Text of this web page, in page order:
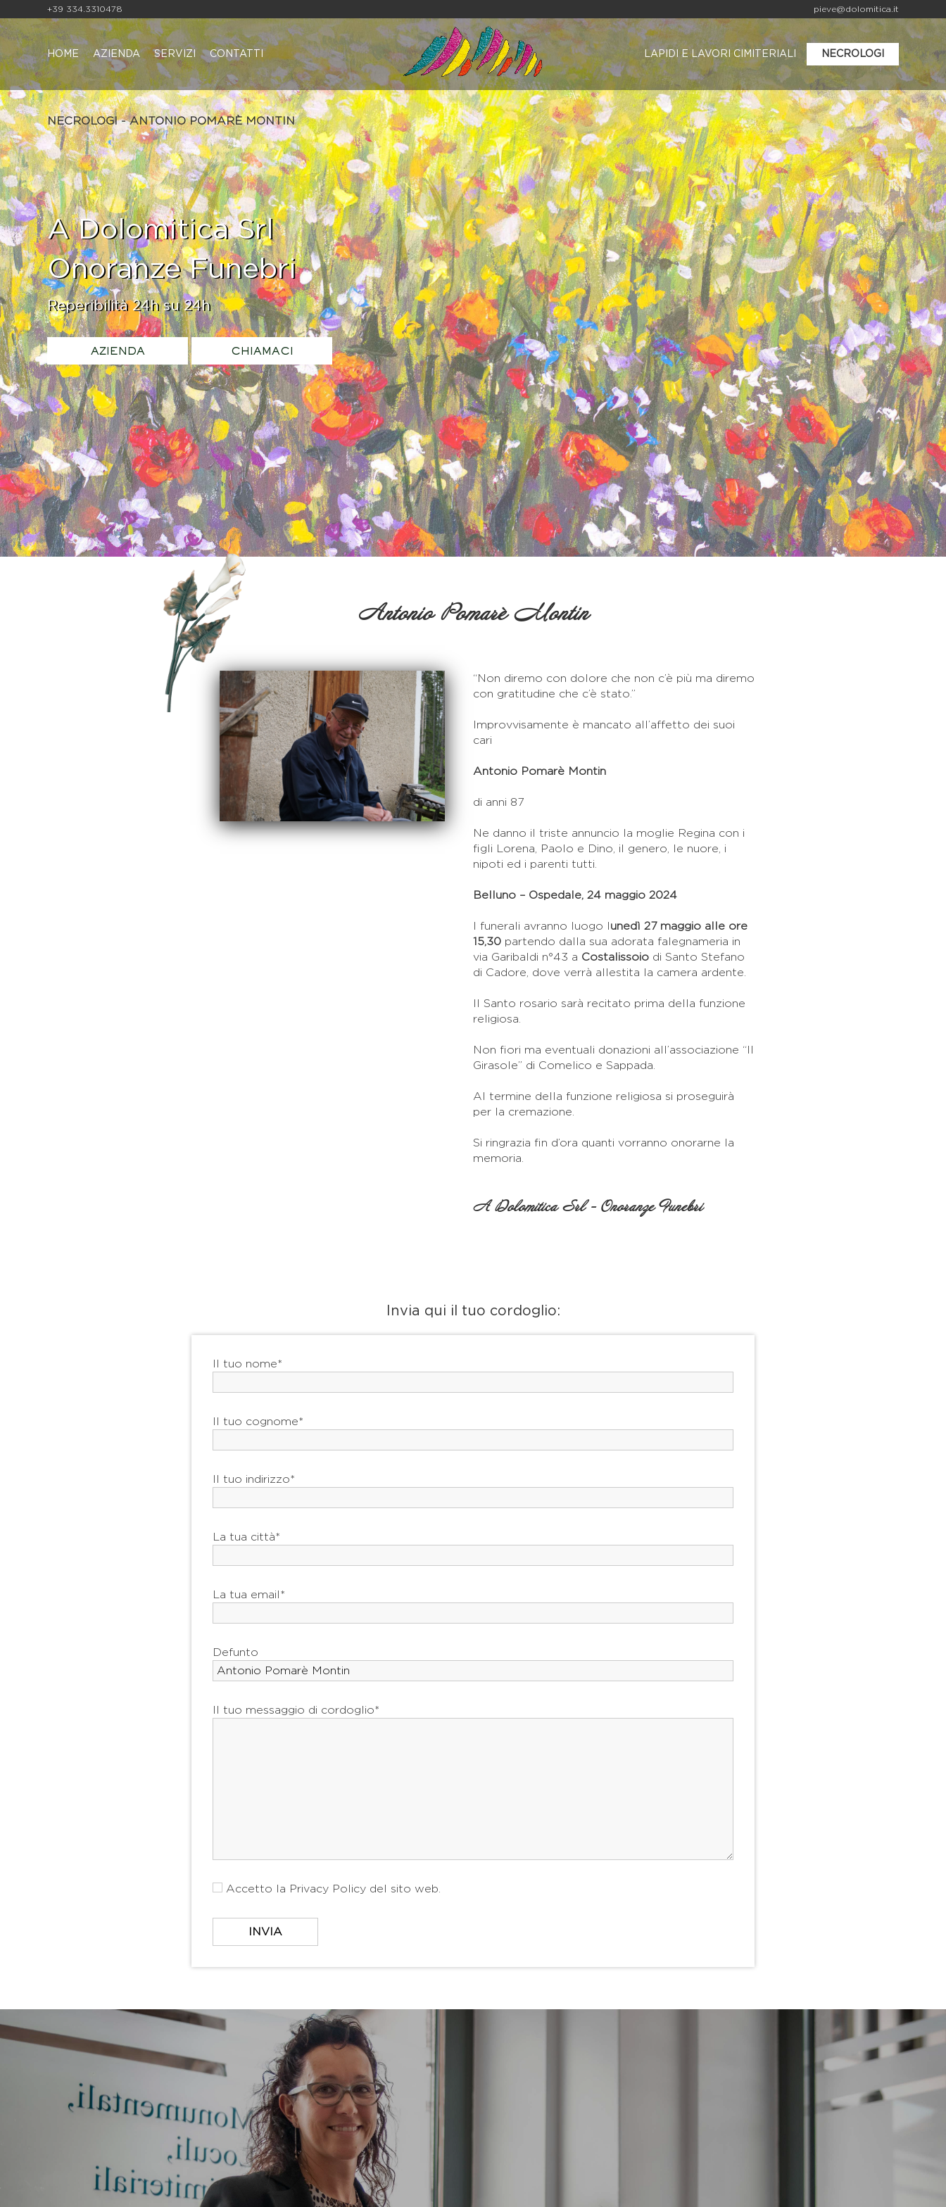
+39 334.3310478 pieve@dolomitica.it
HOME AZIENDA SERVIZI CONTATTI LAPIDI E LAVORI CIMITERIALI NECROLOGI
A Dolomitica Srl
Onoranze Funebri
Reperibilità 24h su 24h
AZIENDA CHIAMACI
NECROLOGI - ANTONIO POMARÈ MONTIN
Antonio Pomarè Montin
“Non diremo con dolore che non c’è più ma diremo
con gratitudine che c’è stato.”
Improvvisamente è mancato all’affetto dei suoi
cari
Antonio Pomarè Montin
di anni 87
Ne danno il triste annuncio la moglie Regina con i
figli Lorena, Paolo e Dino, il genero, le nuore, i
nipoti ed i parenti tutti.
Belluno – Ospedale, 24 maggio 2024
I funerali avranno luogo l unedì 27 maggio alle ore
15,30 partendo dalla sua adorata falegnameria in
via Garibaldi n°43 a Costalissoio di Santo Stefano
di Cadore, dove verrà allestita la camera ardente.
Il Santo rosario sarà recitato prima della funzione
religiosa.
Non fiori ma eventuali donazioni all’associazione “Il
Girasole” di Comelico e Sappada.
Al termine della funzione religiosa si proseguirà
per la cremazione.
Si ringrazia fin d’ora quanti vorranno onorarne la
memoria.
A Dolomitica Srl - Onoranze Funebri
Invia qui il tuo cordoglio:
Il tuo nome*
Il tuo cognome*
Il tuo indirizzo*
La tua città*
La tua email*
Defunto
Il tuo messaggio di cordoglio*
Accetto la Privacy Policy del sito web.